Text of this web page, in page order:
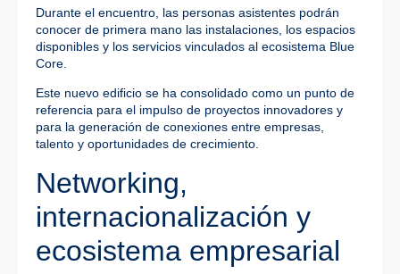
Durante el encuentro, las personas asistentes podrán
conocer de primera mano las instalaciones, los espacios
disponibles y los servicios vinculados al ecosistema Blue
Core.
Este nuevo edificio se ha consolidado como un punto de
referencia para el impulso de proyectos innovadores y
para la generación de conexiones entre empresas,
talento y oportunidades de crecimiento.
Networking,
internacionalización y
ecosistema empresarial